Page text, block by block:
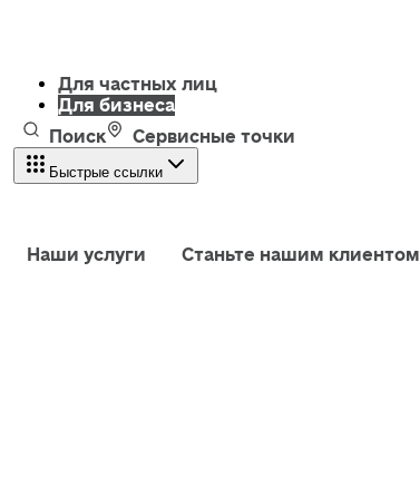
Для частных лиц
Для бизнеса
Поиск
Сервисные точки
Быстрые ссылки
Наши услуги Станьте нашим клиентом